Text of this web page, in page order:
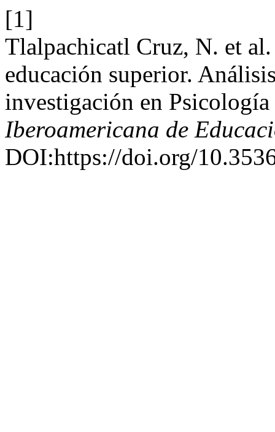
[1]
Tlalpachicatl Cruz, N. et
educación superior.
investigación en
Iberoamericana de
DOI:https://doi.org/